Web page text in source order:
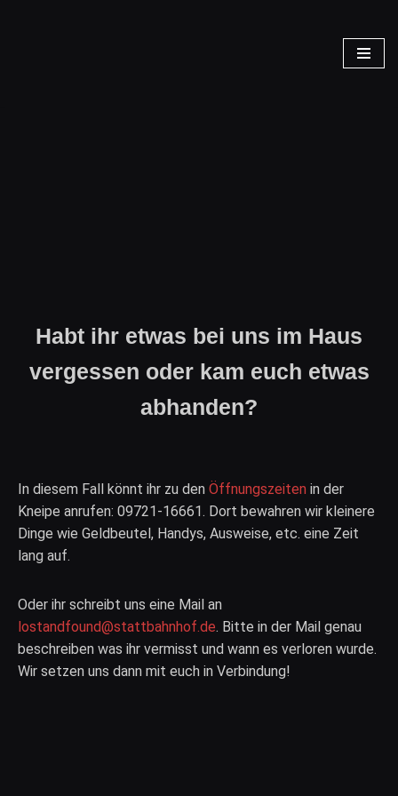
Habt ihr etwas bei uns im Haus
vergessen oder kam euch etwas
abhanden?
In diesem Fall könnt ihr zu den Öffnungszeiten in der
Kneipe anrufen: 09721-16661. Dort bewahren wir kleinere
Dinge wie Geldbeutel, Handys, Ausweise, etc. eine Zeit
lang auf.
Oder ihr schreibt uns eine Mail an
lostandfound@stattbahnhof.de. Bitte in der Mail genau
beschreiben was ihr vermisst und wann es verloren wurde.
Wir setzen uns dann mit euch in Verbindung!